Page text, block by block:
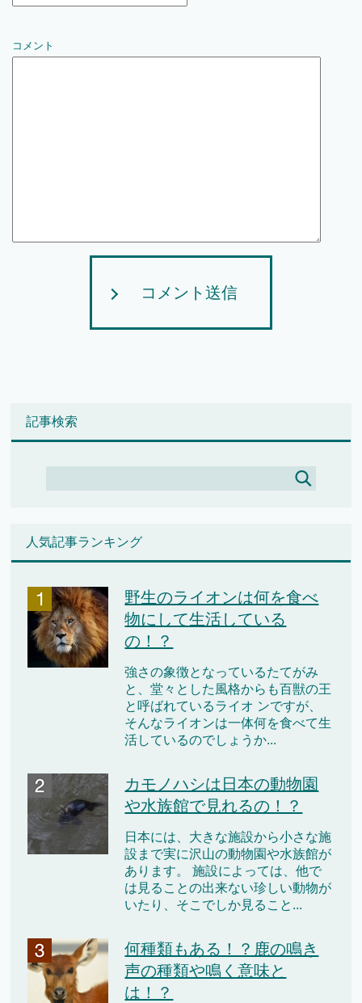
コメント
コメント送信
記事検索
人気記事ランキング
野生のライオンは何を食べ
物にして生活している
の！？
強さの象徴となっているたてがみ
と、堂々とした風格からも百獣の王
と呼ばれているライオ ンですが、
そんなライオンは一体何を食べて生
活しているのでしょうか...
カモノハシは日本の動物園
や水族館で見れるの！？
日本には、大きな施設から小さな施
設まで実に沢山の動物園や水族館が
あります。 施設によっては、他で
は見ることの出来ない珍しい動物が
いたり、そこでしか見ること...
何種類もある！？鹿の鳴き
声の種類や鳴く意味と
は！？